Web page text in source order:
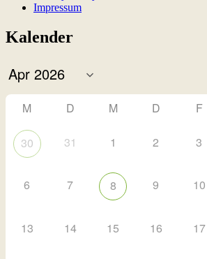
Impressum
Kalender
M D M D F
30 31 1 2 3
6 7 8 9 10
13 14 15 16 17